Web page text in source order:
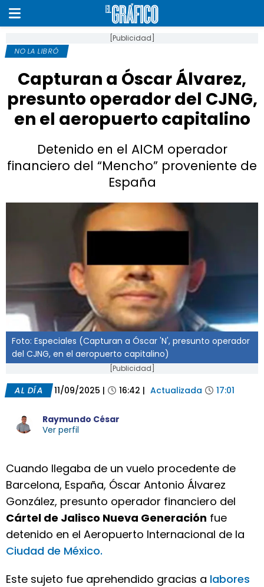
[Publicidad]
NO LA LIBRÓ
Capturan a Óscar Álvarez,
presunto operador del CJNG,
en el aeropuerto capitalino
Detenido en el AICM operador
financiero del “Mencho” proveniente de
España
Foto: Especiales (Capturan a Óscar 'N', presunto operador
del CJNG, en el aeropuerto capitalino)
[Publicidad]
AL DÍA 11/09/2025 | 16:42 | Actualizada 17:01
Raymundo César
Ver perfil
Cuando llegaba de un vuelo procedente de
Barcelona, España, Óscar Antonio Álvarez
González, presunto operador financiero del
Cártel de Jalisco Nueva Generación fue
detenido en el Aeropuerto Internacional de la
Ciudad de México.
Este sujeto fue aprehendido gracias a labores